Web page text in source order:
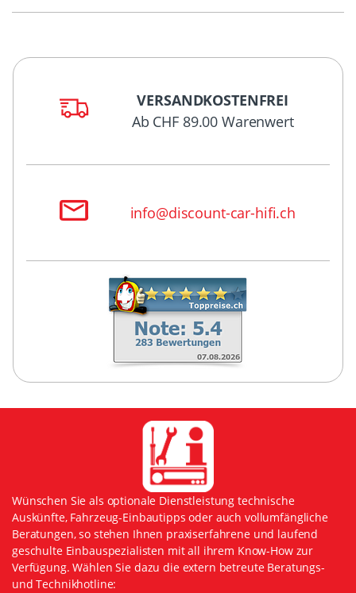
VERSANDKOSTENFREI
Ab CHF 89.00 Warenwert
info@discount-car-hifi.ch
Wünschen Sie als optionale Dienstleistung technische
Auskünfte, Fahrzeug-Einbautipps oder auch vollumfängliche
Beratungen, so stehen Ihnen praxiserfahrene und laufend
geschulte Einbauspezialisten mit all ihrem Know-How zur
Verfügung. Wählen Sie dazu die extern betreute Beratungs-
und Technikhotline: